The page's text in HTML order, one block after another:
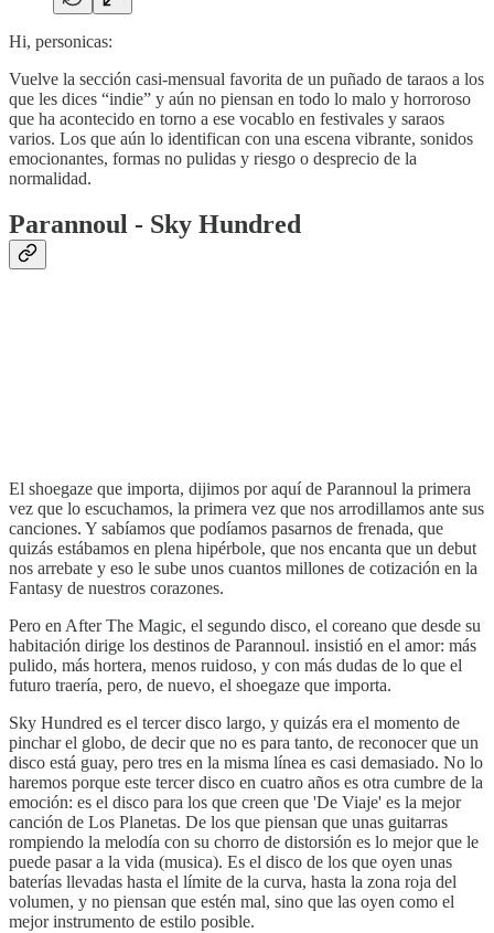
Hi, personicas:
Vuelve la sección casi-mensual favorita de un puñado de taraos a los
que les dices “indie” y aún no piensan en todo lo malo y horroroso
que ha acontecido en torno a ese vocablo en festivales y saraos
varios. Los que aún lo identifican con una escena vibrante, sonidos
emocionantes, formas no pulidas y riesgo o desprecio de la
normalidad.
Parannoul - Sky Hundred
El shoegaze que importa, dijimos por aquí de Parannoul la primera
vez que lo escuchamos, la primera vez que nos arrodillamos ante sus
canciones. Y sabíamos que podíamos pasarnos de frenada, que
quizás estábamos en plena hipérbole, que nos encanta que un debut
nos arrebate y eso le sube unos cuantos millones de cotización en la
Fantasy de nuestros corazones.
Pero en After The Magic, el segundo disco, el coreano que desde su
habitación dirige los destinos de Parannoul. insistió en el amor: más
pulido, más hortera, menos ruidoso, y con más dudas de lo que el
futuro traería, pero, de nuevo, el shoegaze que importa.
Sky Hundred es el tercer disco largo, y quizás era el momento de
pinchar el globo, de decir que no es para tanto, de reconocer que un
disco está guay, pero tres en la misma línea es casi demasiado. No lo
haremos porque este tercer disco en cuatro años es otra cumbre de la
emoción: es el disco para los que creen que 'De Viaje' es la mejor
canción de Los Planetas. De los que piensan que unas guitarras
rompiendo la melodía con su chorro de distorsión es lo mejor que le
puede pasar a la vida (musica). Es el disco de los que oyen unas
baterías llevadas hasta el límite de la curva, hasta la zona roja del
volumen, y no piensan que estén mal, sino que las oyen como el
mejor instrumento de estilo posible.